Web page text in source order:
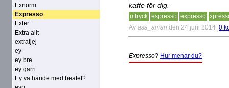
Exnorm
Expresso
Exter
Extra allt
extratjej
ey
ey bre
ey gärri
Ey va hände med beatet?
kaffe för dig.
uttryck espresso expresso
Av asa_aman den 24 juni 2014 0
Expresso? Hur menar du?